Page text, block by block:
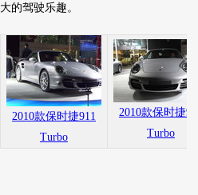
大的驾驶乐趣。
2010款保时捷911
Turbo
2010款保时捷911
Turbo